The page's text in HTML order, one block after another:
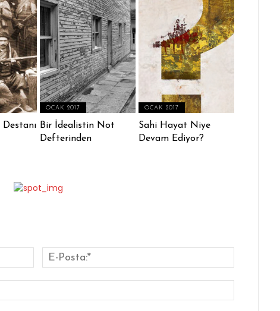
Destanı
OCAK 2017
Bir İdealistin Not
Defterinden
OCAK 2017
Sahi Hayat Niye
Devam Ediyor?
İsim:*
Posta:*